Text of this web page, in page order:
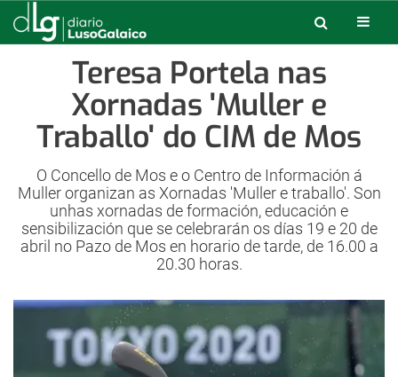
Teresa Portela nas
Xornadas 'Muller e
Traballo' do CIM de Mos
O Concello de Mos e o Centro de Información á
Muller organizan as Xornadas 'Muller e traballo'. Son
unhas xornadas de formación, educación e
sensibilización que se celebrarán os días 19 e 20 de
abril no Pazo de Mos en horario de tarde, de 16.00 a
20.30 horas.